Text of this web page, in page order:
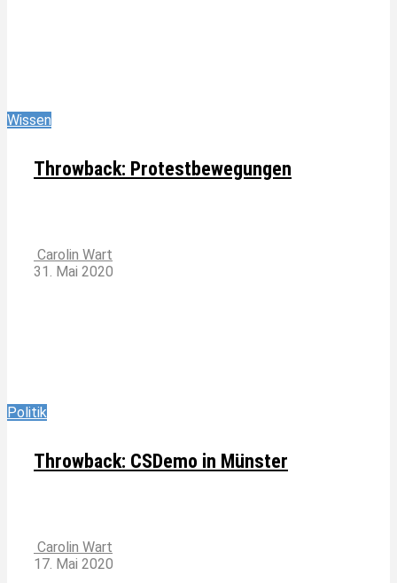
Wissen
Throwback: Protestbewegungen
Carolin Wart
31. Mai 2020
Politik
Throwback: CSDemo in Münster
Carolin Wart
17. Mai 2020